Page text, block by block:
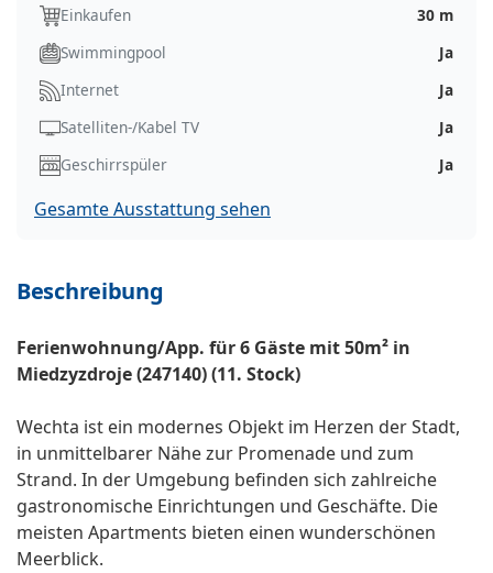
Einkaufen
30 m
Swimmingpool
Ja
Internet
Ja
Satelliten-/Kabel TV
Ja
Geschirrspüler
Ja
Gesamte Ausstattung sehen
Beschreibung
Ferienwohnung/App. für 6 Gäste mit 50m² in
Miedzyzdroje (247140) (11. Stock)
Wechta ist ein modernes Objekt im Herzen der Stadt,
in unmittelbarer Nähe zur Promenade und zum
Strand. In der Umgebung befinden sich zahlreiche
gastronomische Einrichtungen und Geschäfte. Die
meisten Apartments bieten einen wunderschönen
Meerblick.